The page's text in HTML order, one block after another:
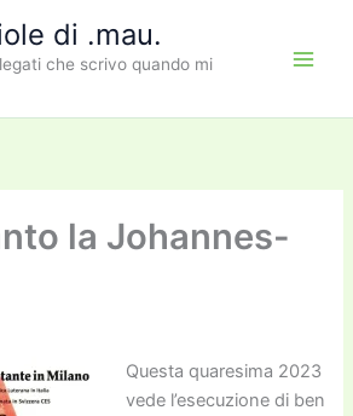
di .mau.
che scrivo quando mi
la Johannes-
Questa quaresima 2023
vede l’esecuzione di ben